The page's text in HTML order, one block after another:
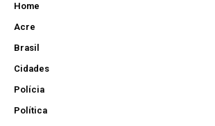
Home
Acre
Brasil
Cidades
Polícia
Política